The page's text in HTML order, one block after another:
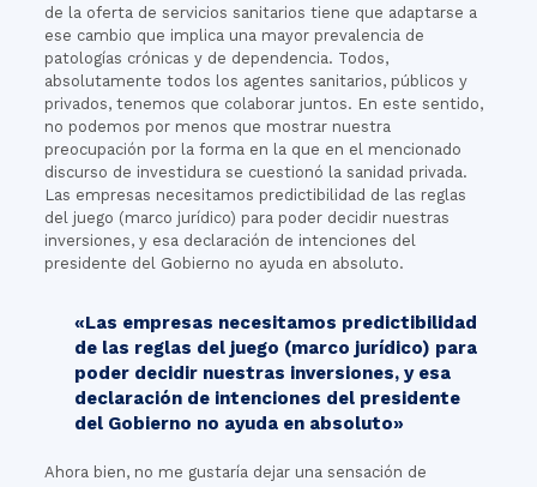
de la oferta de servicios sanitarios tiene que adaptarse a
ese cambio que implica una mayor prevalencia de
patologías crónicas y de dependencia. Todos,
absolutamente todos los agentes sanitarios, públicos y
privados, tenemos que colaborar juntos. En este sentido,
no podemos por menos que mostrar nuestra
preocupación por la forma en la que en el mencionado
discurso de investidura se cuestionó la sanidad privada.
Las empresas necesitamos predictibilidad de las reglas
del juego (marco jurídico) para poder decidir nuestras
inversiones, y esa declaración de intenciones del
presidente del Gobierno no ayuda en absoluto.
«Las empresas necesitamos predictibilidad
de las reglas del juego (marco jurídico) para
poder decidir nuestras inversiones, y esa
declaración de intenciones del presidente
del Gobierno no ayuda en absoluto»
Ahora bien, no me gustaría dejar una sensación de